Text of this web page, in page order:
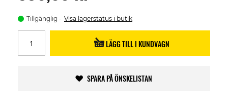
Tillgänglig Visa lagerstatus i butik
LÄGG TILL I KUNDVAGN
SPARA PÅ ÖNSKELISTAN